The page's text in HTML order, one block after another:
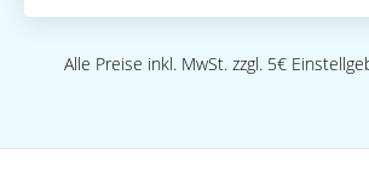
Alle Preise inkl. MwSt. zzgl. 5€